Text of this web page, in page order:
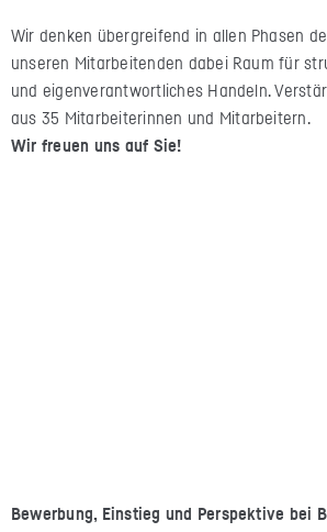
Wir denken übergreifend in allen Phasen
unseren Mitarbeitenden dabei Raum für
und eigenverantwortliches Handeln.
aus 35 Mitarbeiterinnen und Mitarbeitern.
Wir freuen uns auf Sie!
Bewerbung, Einstieg und Perspektive bei